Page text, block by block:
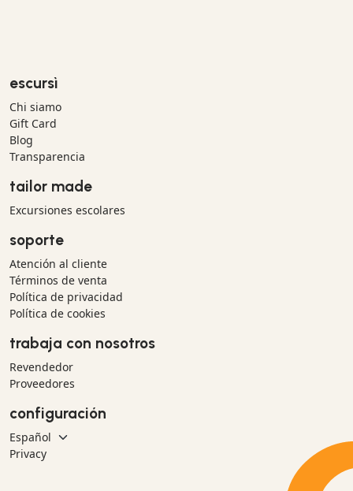
escursì
Chi siamo
Gift Card
Blog
Transparencia
tailor made
Excursiones escolares
soporte
Atención al cliente
Términos de venta
Política de privacidad
Política de cookies
trabaja con nosotros
Revendedor
Proveedores
configuración
Privacy